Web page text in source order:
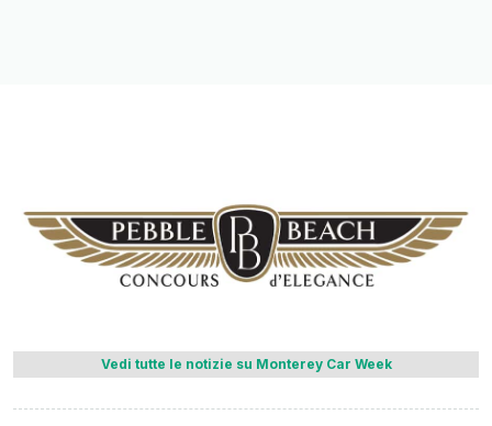
Vedi tutte le notizie su Monterey Car Week